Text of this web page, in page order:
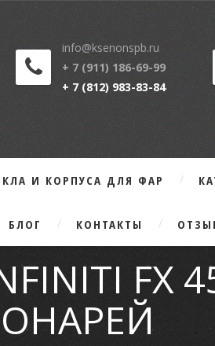
info@ksenonspb.ru
+ 7 (911) 186-69-99
+ 7 (812) 983-83-84
И КОРПУСА ДЛЯ ФАР
БЛОГ КОНТАКТЫ